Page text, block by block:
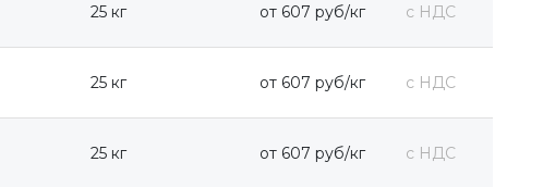
25 кг от 607 руб/кг с НДС
25 кг от 607 руб/кг с НДС
25 кг от 607 руб/кг с НДС